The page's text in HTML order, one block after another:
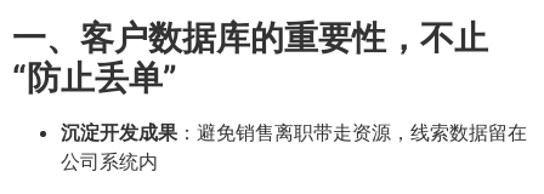
一、客户数据库的重要性，不止
“防止丢单”
沉淀开发成果 ：避免销售离职带走资源，线索数据留在
公司系统内